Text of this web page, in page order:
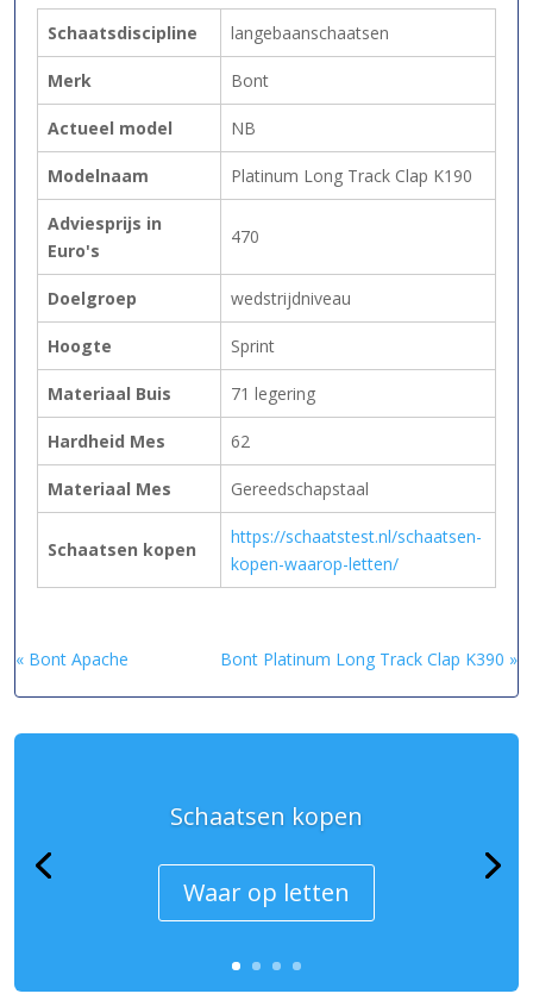
Schaatsdiscipline langebaanschaatsen
Merk Bont
Actueel model NB
Modelnaam Platinum Long Track Clap K190
Adviesprijs in
Euro's
470
Doelgroep wedstrijdniveau
Hoogte Sprint
Materiaal Buis 71 legering
Hardheid Mes 62
Materiaal Mes Gereedschapstaal
Schaatsen kopen
https://schaatstest.nl/schaatsen-
kopen-waarop-letten/
« Bont Apache Bont Platinum Long Track Clap K390 »
Schaatsen kopen
Waar op letten